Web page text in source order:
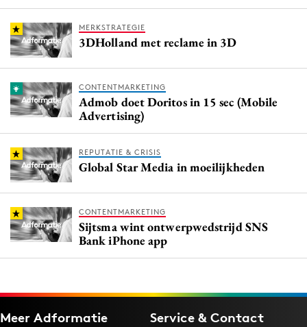
MERKSTRATEGIE
3DHolland met reclame in 3D
CONTENTMARKETING
Admob doet Doritos in 15 sec (Mobile
Advertising)
REPUTATIE & CRISIS
Global Star Media in moeilijkheden
CONTENTMARKETING
Sijtsma wint ontwerpwedstrijd SNS
Bank iPhone app
Meer Adformatie Service & Contact